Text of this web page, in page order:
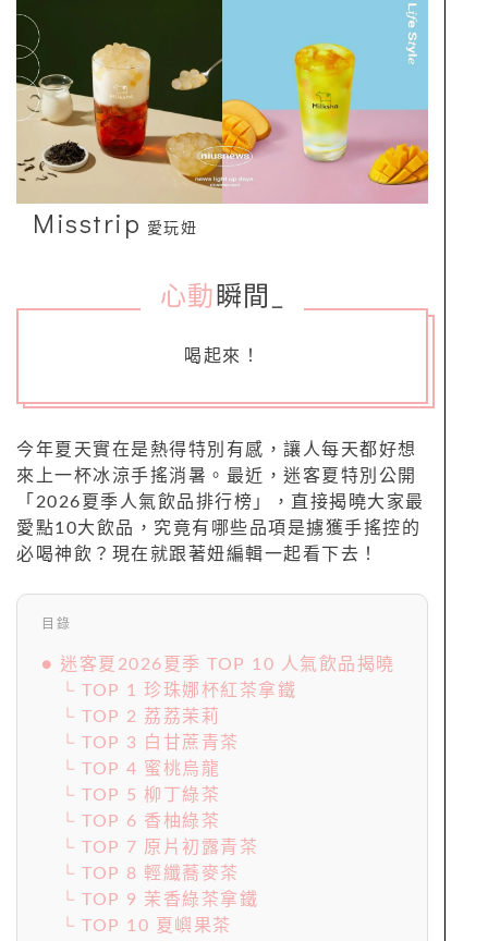
Misstrip 愛玩妞
心動 瞬間
喝起來！
今年夏天實在是熱得特別有感，讓人每天都好想
來上一杯冰涼手搖消暑。最近，迷客夏特別公開
「2026夏季人氣飲品排行榜」，直接揭曉大家最
愛點10大飲品，究竟有哪些品項是擄獲手搖控的
必喝神飲？現在就跟著妞編輯一起看下去！
目錄
● 迷客夏2026夏季 TOP 10 人氣飲品揭曉
└ TOP 1 珍珠娜杯紅茶拿鐵
└ TOP 2 荔荔茉莉
└ TOP 3 白甘蔗青茶
└ TOP 4 蜜桃烏龍
└ TOP 5 柳丁綠茶
└ TOP 6 香柚綠茶
└ TOP 7 原片初露青茶
└ TOP 8 輕纖蕎麥茶
└ TOP 9 茉香綠茶拿鐵
└ TOP 10 夏嶼果茶